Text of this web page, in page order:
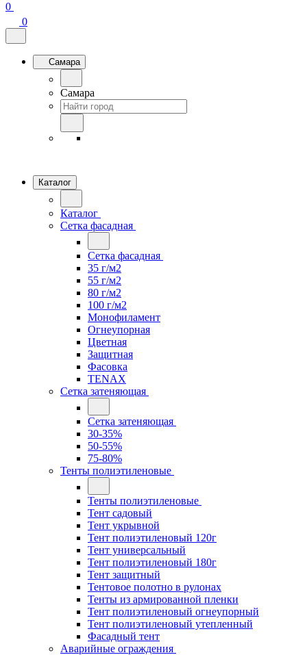
0
0
Самара
Самара
Каталог
Каталог
Сетка фасадная
Сетка фасадная
35 г/м2
55 г/м2
80 г/м2
100 г/м2
Монофиламент
Огнеупорная
Цветная
Защитная
Фасовка
TENAX
Сетка затеняющая
Сетка затеняющая
30-35%
50-55%
75-80%
Тенты полиэтиленовые
Тенты полиэтиленовые
Тент садовый
Тент укрывной
Тент полиэтиленовый 120г
Тент универсальный
Тент полиэтиленовый 180г
Тент защитный
Тентовое полотно в рулонах
Тенты из армированной пленки
Тент полиэтиленовый огнеупорный
Тент полиэтиленовый утепленный
Фасадный тент
Аварийные ограждения